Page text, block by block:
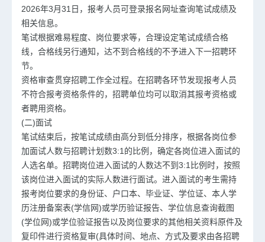
2026年3月31日，报考人员可登录报名网址查询笔试成绩及
相关信息。
笔试根据难易程度、岗位要求等，合理设定笔试成绩合格
线，合格线另行通知，达不到合格线的不予进入下一招聘环
节。
资格审查贯穿招聘工作全过程。在招聘各环节发现报考人员
不符合报考资格条件的，招聘单位均可以取消其报考资格或
者聘用资格。
(二)面试
笔试结束后，按笔试成绩由高分到低分排序，根据各岗位参
加面试人数与招聘计划数3:1的比例，确定各岗位进入面试的
人选名单。招聘岗位进入面试的人数达不到3:1比例时，按照
该岗位进入面试的实际人数进行面试。进入面试的考生需持
报考岗位要求的身份证、户口本、毕业证、学位证、本人学
历注册备案表(学信网)或学历验证报告、学位信息查询截图
(学位网)或学位验证报告以及岗位要求的其他相关资料原件及
复印件进行资格复审(具体时间、地点、方式及要求由各招聘